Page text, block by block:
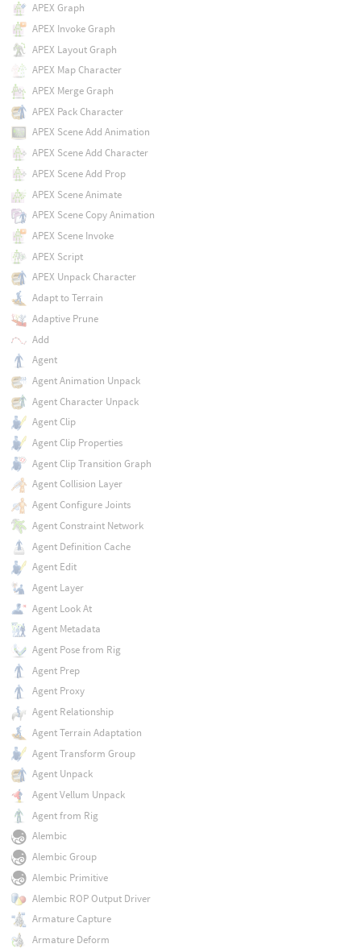
APEX Graph
APEX Invoke Graph
APEX Layout Graph
APEX Map Character
APEX Merge Graph
APEX Pack Character
APEX Scene Add Animation
APEX Scene Add Character
APEX Scene Add Prop
APEX Scene Animate
APEX Scene Copy Animation
APEX Scene Invoke
APEX Script
APEX Unpack Character
Adapt to Terrain
Adaptive Prune
Add
Agent
Agent Animation Unpack
Agent Character Unpack
Agent Clip
Agent Clip Properties
Agent Clip Transition Graph
Agent Collision Layer
Agent Configure Joints
Agent Constraint Network
Agent Definition Cache
Agent Edit
Agent Layer
Agent Look At
Agent Metadata
Agent Pose from Rig
Agent Prep
Agent Proxy
Agent Relationship
Agent Terrain Adaptation
Agent Transform Group
Agent Unpack
Agent Vellum Unpack
Agent from Rig
Alembic
Alembic Group
Alembic Primitive
Alembic ROP Output Driver
Armature Capture
Armature Deform